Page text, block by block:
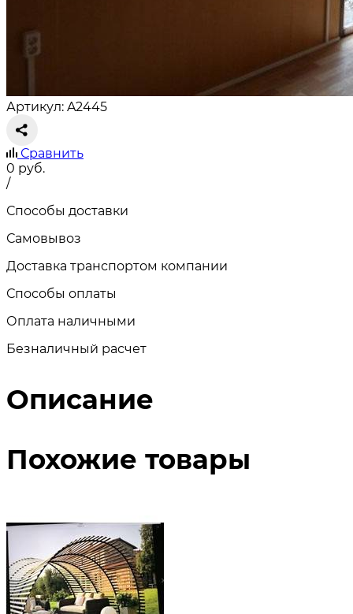
Артикул: A2445
Сравнить
0 руб.
/
Способы доставки
Самовывоз
Доставка транспортом компании
Способы оплаты
Оплата наличными
Безналичный расчет
Описание
Похожие товары